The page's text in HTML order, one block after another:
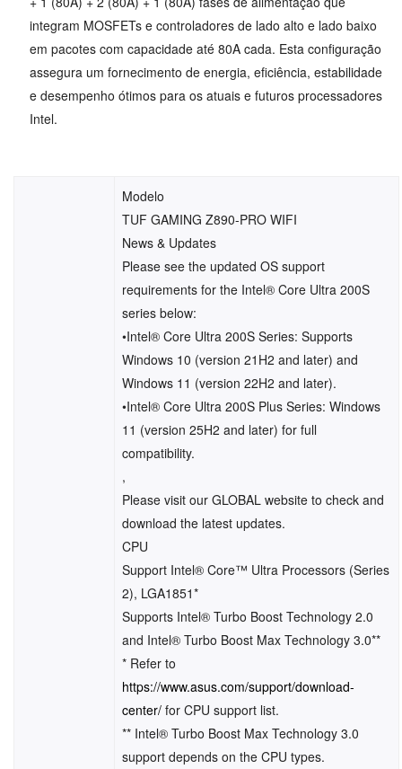
integram MOSFETs e controladores de lado alto e lado baixo
em pacotes com capacidade até 80A cada. Esta configuração
assegura um fornecimento de energia, eficiência, estabilidade
e desempenho ótimos para os atuais e futuros processadores
Intel.
Modelo
TUF GAMING Z890-PRO WIFI
News & Updates
Please see the updated OS support
requirements for the Intel® Core Ultra 200S
series below:
•Intel® Core Ultra 200S Series: Supports
Windows 10 (version 21H2 and later) and
Windows 11 (version 22H2 and later).
•Intel® Core Ultra 200S Plus Series: Windows
11 (version 25H2 and later) for full
compatibility.
,
Please visit our GLOBAL website to check and
download the latest updates.
CPU
Support Intel® Core™ Ultra Processors (Series
2), LGA1851*
Supports Intel® Turbo Boost Technology 2.0
and Intel® Turbo Boost Max Technology 3.0**
* Refer to
https://www.asus.com/support/download-
center/ for CPU support list.
** Intel® Turbo Boost Max Technology 3.0
support depends on the CPU types.